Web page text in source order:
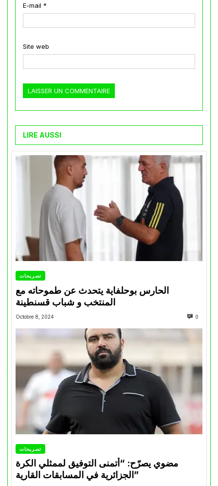
E-mail *
Site web
LIRE AUSSI
تصريحات
الحارس بوحلفاية يتحدث عن طموحاته مع
المنتخب و شباب قسنطينة
Octobre 8, 2024 0
تصريحات
مضوي يصرّح: “أتمنى التوفيق لممثلي الكرة
الجزائرية في المسابقات القارية”